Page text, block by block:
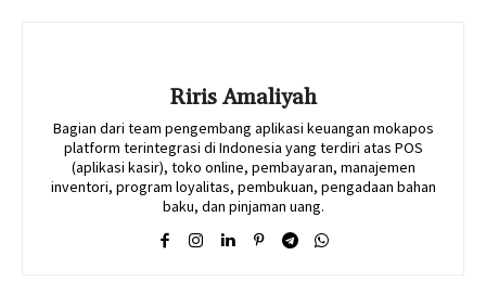
Riris Amaliyah
Bagian dari team pengembang aplikasi keuangan mokapos
platform terintegrasi di Indonesia yang terdiri atas POS
(aplikasi kasir), toko online, pembayaran, manajemen
inventori, program loyalitas, pembukuan, pengadaan bahan
baku, dan pinjaman uang.